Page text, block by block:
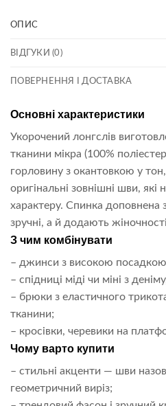
ОПИС
ВІДГУКИ (0)
ПОВЕРНЕННЯ І ДОСТАВКА
Основні характеристики
Укорочений лонгслів
тканини мікра (100%
горловину з окантовкою у тон,
оригінальні зовнішні шви,
характеру. Спинка доповнена
зручні, а й додають
З чим комбінувати
– джинси з високою
– спідниці міді чи міні з
– брюки з еластичного
тканини;
– кросівки, черевики на
Чому варто купити
– стильні акценти — шви
геометричний виріз;